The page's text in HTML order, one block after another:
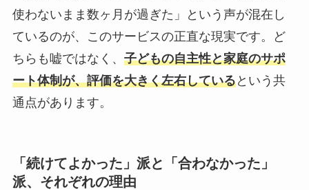
使わないまま数ヶ月が過ぎた」という声が混在し
ているのが、このサービスの正直な現実です。ど
ちらも嘘ではなく、 子どもの自主性と家庭のサポ
ート体制が、評価を大きく左右しているという共
通点があります。
「続けてよかった」派と「合わなかった」
派、それぞれの理由